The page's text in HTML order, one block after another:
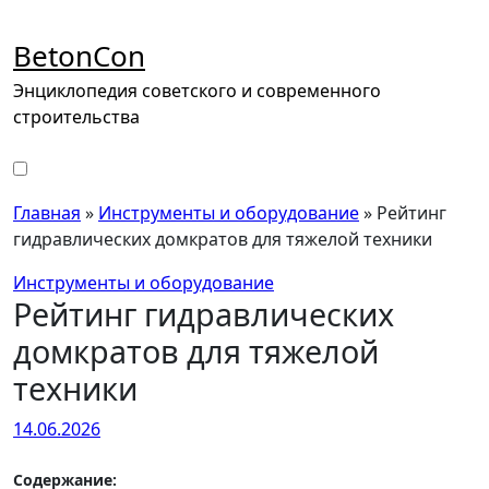
содержимому
BetonCon
Энциклопедия советского и современного
строительства
Главная » Инструменты и оборудование» Рейтинг
гидравлических домкратов для тяжелой техники
Инструменты и оборудование
Рейтинг гидравлических
домкратов для тяжелой
техники
14.06.2026
Содержание: